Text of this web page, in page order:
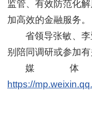
监管、有效防范化
加高效的金融服务。
省领导张敏、
别陪同调研或参加有
媒
https://